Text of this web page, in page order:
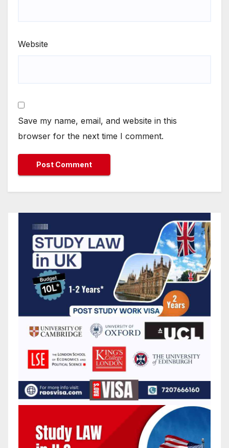
Website
Save my name, email, and website in this
browser for the next time I comment.